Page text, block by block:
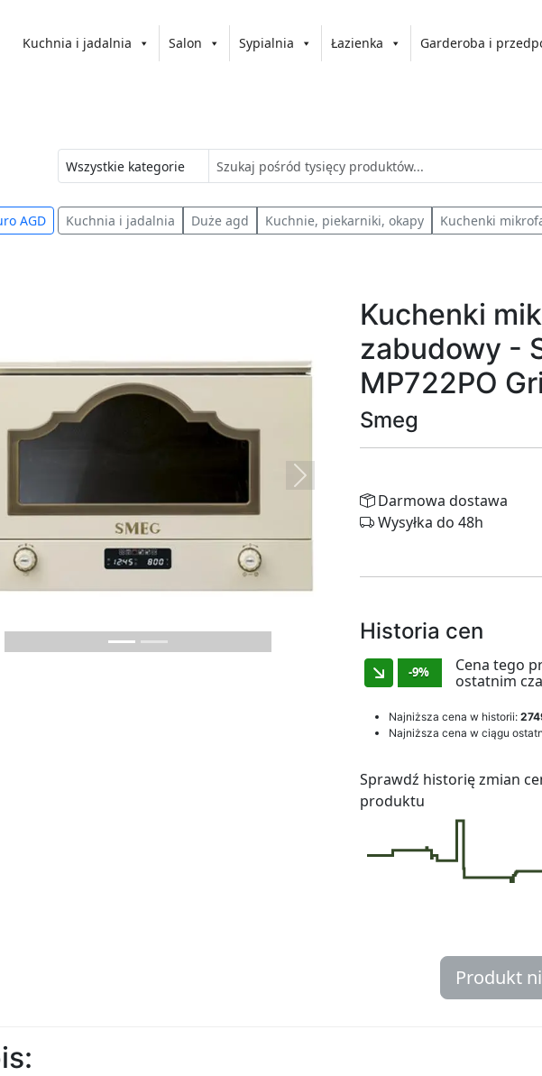
Kuchnia i jadalnia Salon Sypialnia Łazienka Garderoba i
AGD Kuchnia i jadalnia Duże agd Kuchnie, piekarniki, okapy Kuchenki
Next
Kuchenki
zabudowy -
MP722PO
Smeg
Darmowa dostawa
Wysyłka do 48h
Historia cen
-9%
Cena tego
ostatnim
Najniższa cena w historii:
Najniższa cena w ciągu
Sprawdź historię zmian
produktu
Produkt